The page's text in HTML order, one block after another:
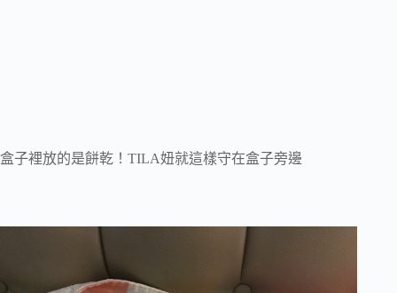
盒子裡放的是餅乾！TILA妞就這樣守在盒子旁邊